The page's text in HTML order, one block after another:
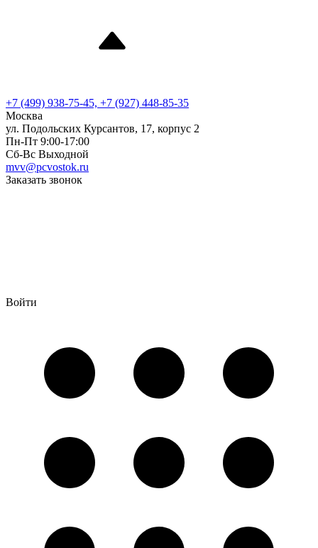
+7 (499) 938-75-45, +7 (927) 448-85-35
Москва
ул. Подольских Курсантов, 17, корпус 2
Пн-Пт 9:00-17:00
Сб-Вс Выходной
mvv@pcvostok.ru
Заказать звонок
Войти